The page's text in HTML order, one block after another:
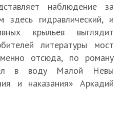
наблюдение за
гидравлический, и
крыльев выглядит
литературы мост
отсюда, по роману
в воду Малой Невы
и наказания» Аркадий